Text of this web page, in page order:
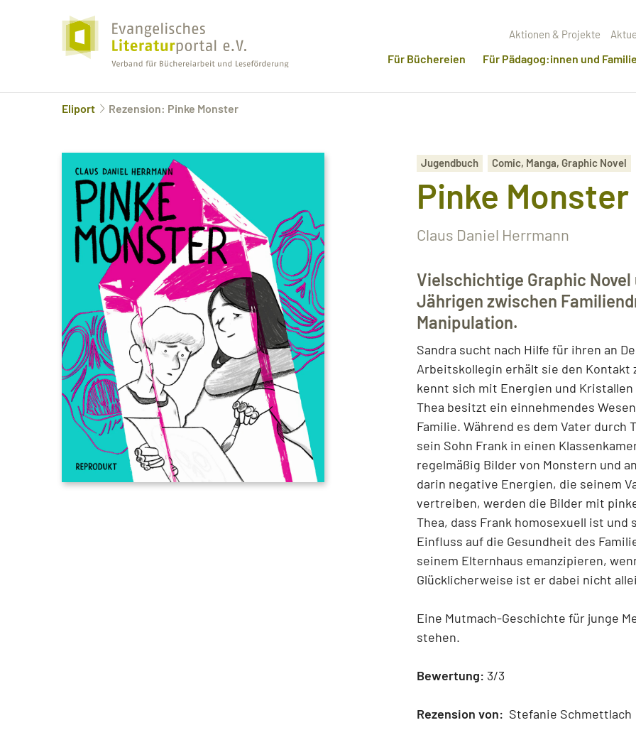
Aktionen & Projekte
Für Büchereien Für Pädagog:innen und
Eliport Rezension: Pinke Monster
Jugendbuch Comic, Manga, Graphic Novel
Pinke Monster
Claus Daniel Herrmann
Vielschichtige Graphic
Jährigen zwischen
Manipulation.
Sandra sucht nach Hilfe für ihren an
Arbeitskollegin erhält sie den Kontakt
kennt sich mit Energien und
Thea besitzt ein einnehmendes
Familie. Während es dem Vater durch
sein Sohn Frank in einen
regelmäßig Bilder von Monstern und
darin negative Energien, die seinem
vertreiben, werden die Bilder mit
Thea, dass Frank homosexuell ist
Einfluss auf die Gesundheit des
seinem Elternhaus emanzipieren,
Glücklicherweise ist er dabei nicht
Eine Mutmach-Geschichte für junge
stehen.
Bewertung: 3/3
Rezension von: Stefanie Schmettlach